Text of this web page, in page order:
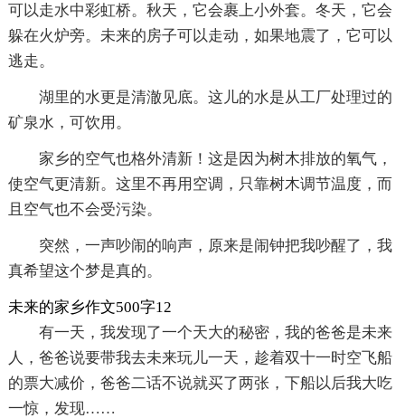
可以走水中彩虹桥。秋天，它会裹上小外套。冬天，它会
躲在火炉旁。未来的房子可以走动，如果地震了，它可以
逃走。
湖里的水更是清澈见底。这儿的水是从工厂处理过的
矿泉水，可饮用。
家乡的空气也格外清新！这是因为树木排放的氧气，
使空气更清新。这里不再用空调，只靠树木调节温度，而
且空气也不会受污染。
突然，一声吵闹的响声，原来是闹钟把我吵醒了，我
真希望这个梦是真的。
未来的家乡作文500字12
有一天，我发现了一个天大的秘密，我的爸爸是未来
人，爸爸说要带我去未来玩儿一天，趁着双十一时空飞船
的票大减价，爸爸二话不说就买了两张，下船以后我大吃
一惊，发现……